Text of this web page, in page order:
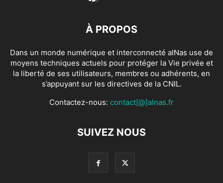
À PROPOS
Dans un monde numérique et interconnecté alNas use de
moyens techniques actuels pour protéger la Vie privée et
la liberté de ses utilisateurs, membres ou adhérents, en
s’appuyant sur les directives de la CNIL.
Contactez-nous: contact[@]alnas.fr
SUIVEZ NOUS